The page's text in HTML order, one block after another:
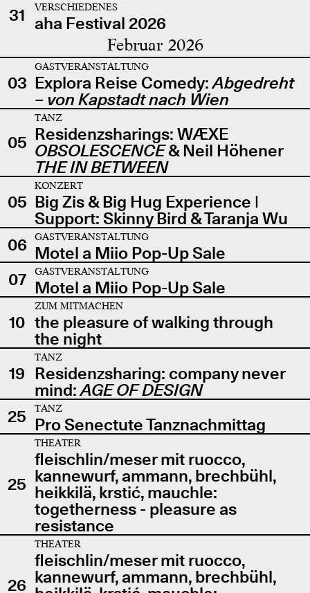
31
VERSCHIEDENES
aha Festival 2026
Februar 2026
03
GASTVERANSTALTUNG
Explora Reise Comedy:Abgedreht
– von Kapstadt nach Wien
05
TANZ
Residenzsharings: WÆXE
OBSOLESCENCE& Neil Höhener
THE IN BETWEEN
05
KONZERT
Big Zis & Big Hug Experience |
Support: Skinny Bird & Taranja Wu
06
GASTVERANSTALTUNG
Motel a Miio Pop-Up Sale
07
GASTVERANSTALTUNG
Motel a Miio Pop-Up Sale
10
ZUM MITMACHEN
the pleasure of walking through
the night
19
TANZ
Residenzsharing: company never
mind:AGE OF DESIGN
25
TANZ
Pro Senectute Tanznachmittag
25
THEATER
fleischlin/meser mit ruocco,
kannewurf, ammann, brechbühl,
heikkilä, krstić, mauchle:
togetherness - pleasure as
resistance
26
THEATER
fleischlin/meser mit ruocco,
kannewurf, ammann, brechbühl,